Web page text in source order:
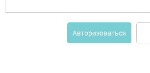
Авторизоваться